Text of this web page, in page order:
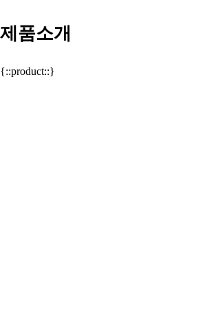
제품소개
{::product::}